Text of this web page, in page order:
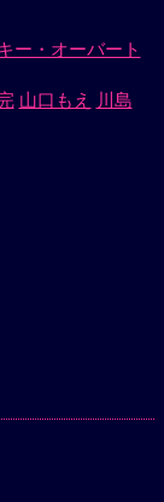
ー・オーバート
山口もえ
川島